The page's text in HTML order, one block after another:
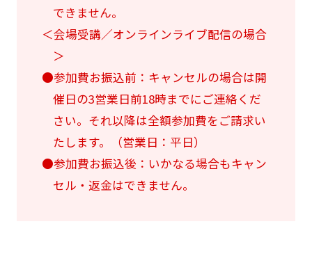
できません。
＜会場受講／オンラインライブ配信の場合
＞
●参加費お振込前：キャンセルの場合は開
催日の3営業日前18時までにご連絡くだ
さい。それ以降は全額参加費をご請求い
たします。（営業日：平日）
●参加費お振込後：いかなる場合もキャン
セル・返金はできません。